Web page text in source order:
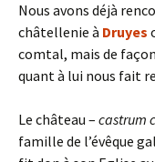
Nous avons déjà
châtellenie à Druyes
comtal, mais de
quant à lui nous fait
Le château – castrum
famille de l’évêque